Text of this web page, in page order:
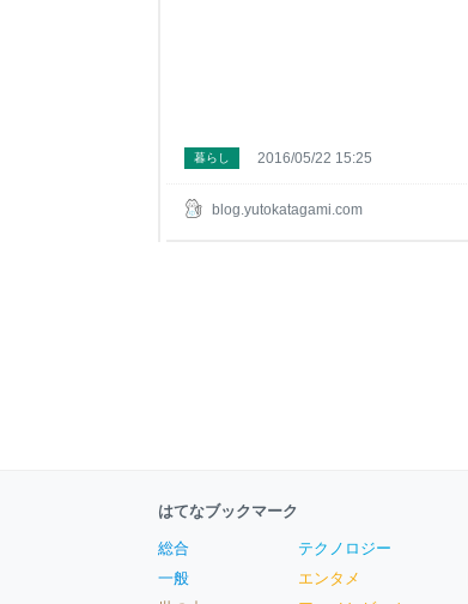
blog.yutokatagami.com
暮らし 2016/05/22 15:25
はてなブックマーク
総合
一般
テクノロジー
エンタメ